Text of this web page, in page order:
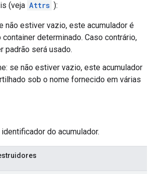
(veja Attrs ):
não estiver vazio, este acumulador é
determinado. Caso contrário,
padrão será usado.
se não estiver vazio, este acumulador
sob o nome fornecido em várias
identificador do acumulador.